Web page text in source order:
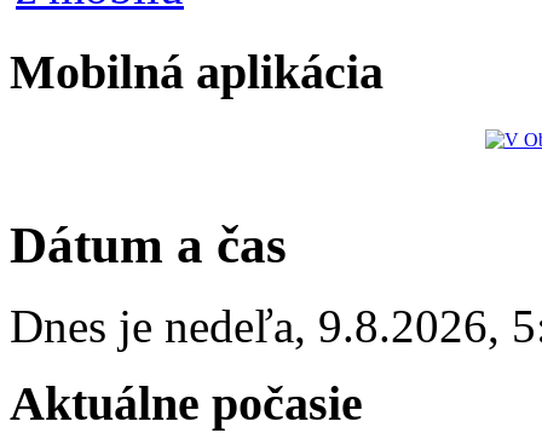
Mobilná aplikácia
Dátum a čas
Dnes je nedeľa, 9.8.2026,
Aktuálne počasie